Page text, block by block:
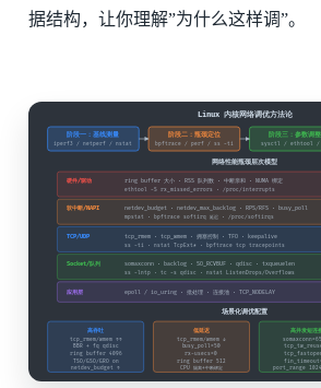
据结构，让你理解”为什么这样调”。